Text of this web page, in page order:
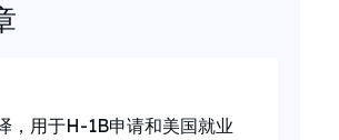
，用于H-1B申请和美国就业